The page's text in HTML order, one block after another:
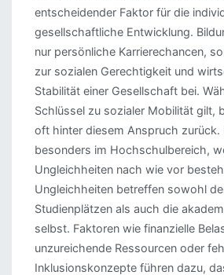
entscheidender Faktor für die
gesellschaftliche Entwicklung.
nur persönliche Karrierechancen,
zur sozialen Gerechtigkeit und
Stabilität einer Gesellschaft bei.
Schlüssel zu sozialer Mobilität gilt,
oft hinter diesem Anspruch zurück.
besonders im Hochschulbereich,
Ungleichheiten nach wie vor
Ungleichheiten betreffen sowohl
Studienplätzen als auch die
selbst. Faktoren wie finanzielle
unzureichende Ressourcen oder
Inklusionskonzepte führen dazu,